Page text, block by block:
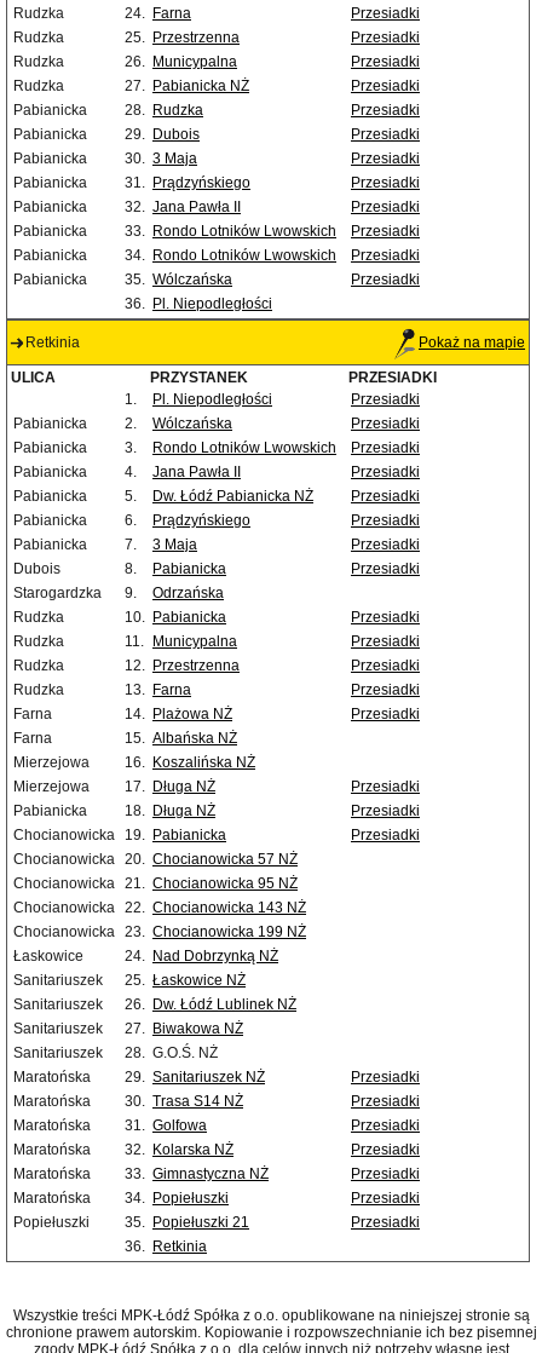
Rudzka
24. Farna
Przesiadki
Rudzka
25. Przestrzenna
Przesiadki
Rudzka
26. Municypalna
Przesiadki
Rudzka
27. Pabianicka NŻ
Przesiadki
Pabianicka
28. Rudzka
Przesiadki
Pabianicka
29. Dubois
Przesiadki
Pabianicka
30. 3 Maja
Przesiadki
Pabianicka
31. Prądzyńskiego
Przesiadki
Pabianicka
32. Jana Pawła II
Przesiadki
Pabianicka
33. Rondo Lotników Lwowskich
Przesiadki
Pabianicka
34. Rondo Lotników Lwowskich
Przesiadki
Pabianicka
35. Wólczańska
Przesiadki
36. Pl. Niepodległości
Retkinia Pokaż na mapie
ULICA PRZYSTANEK
PRZESIADKI
1.
Pl. Niepodległości
Przesiadki
Pabianicka
2. Wólczańska
Przesiadki
Pabianicka
3. Rondo Lotników Lwowskich
Przesiadki
Pabianicka
4. Jana Pawła II
Przesiadki
Pabianicka
5. Dw. Łódź Pabianicka NŻ
Przesiadki
Pabianicka
6. Prądzyńskiego
Przesiadki
Pabianicka
7. 3 Maja
Przesiadki
Dubois
8. Pabianicka
Przesiadki
Starogardzka
9.
Odrzańska
Rudzka
10. Pabianicka
Przesiadki
Rudzka
11. Municypalna
Przesiadki
Rudzka
12. Przestrzenna
Przesiadki
Rudzka
13. Farna
Przesiadki
Farna
14. Plażowa NŻ
Przesiadki
Farna
15. Albańska NŻ
Mierzejowa
16. Koszalińska NŻ
Mierzejowa
17. Długa NŻ
Przesiadki
Pabianicka
18. Długa NŻ
Przesiadki
Chocianowicka
19. Pabianicka
Przesiadki
Chocianowicka 20. Chocianowicka 57 NŻ
Chocianowicka 21. Chocianowicka 95 NŻ
Chocianowicka 22. Chocianowicka 143 NŻ
Chocianowicka 23. Chocianowicka 199 NŻ
Łaskowice
24. Nad Dobrzynką NŻ
Sanitariuszek
25. Łaskowice NŻ
Sanitariuszek
26. Dw. Łódź Lublinek NŻ
Sanitariuszek
27. Biwakowa NŻ
Sanitariuszek
28. G.O.Ś. NŻ
Maratońska
29. Sanitariuszek NŻ
Przesiadki
Maratońska
30. Trasa S14 NŻ
Przesiadki
Maratońska
31. Golfowa
Przesiadki
Maratońska
32. Kolarska NŻ
Przesiadki
Maratońska
33. Gimnastyczna NŻ
Przesiadki
Maratońska
34. Popiełuszki
Przesiadki
Popiełuszki
35. Popiełuszki 21
Przesiadki
36. Retkinia
Wszystkie treści MPK-Łódź Spółka z o.o. opublikowane na niniejszej stronie są
chronione prawem autorskim. Kopiowanie i rozpowszechnianie ich bez pisemnej
zgody MPK-Łódź Spółka z o.o. dla celów innych niż potrzeby własne jest